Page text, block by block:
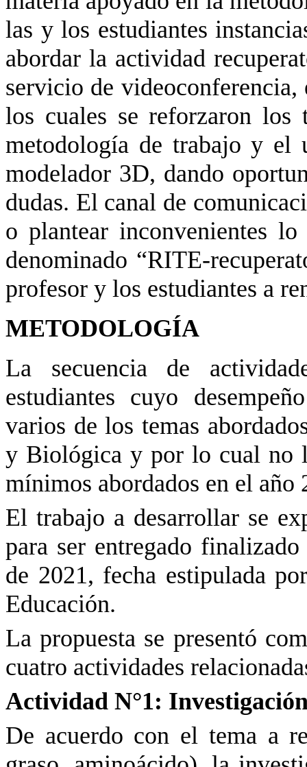
las y los estudiantes
abordar la actividad
servicio de videoconferencia,
los cuales se reforzaron los
metodología de trabajo y el
modelador 3D, dando
dudas. El canal de
o plantear inconvenientes
denominado “RITE-
profesor y los estudiantes a
METODOLOGÍA
La secuencia de
estudiantes cuyo
varios de los temas
y Biológica y por lo cual no
mínimos abordados en el año
El trabajo a desarrollar se
para ser entregado
de 2021, fecha estipulada
Educación.
La propuesta se presentó
cuatro actividades
Actividad N°1:
De acuerdo con el tema a